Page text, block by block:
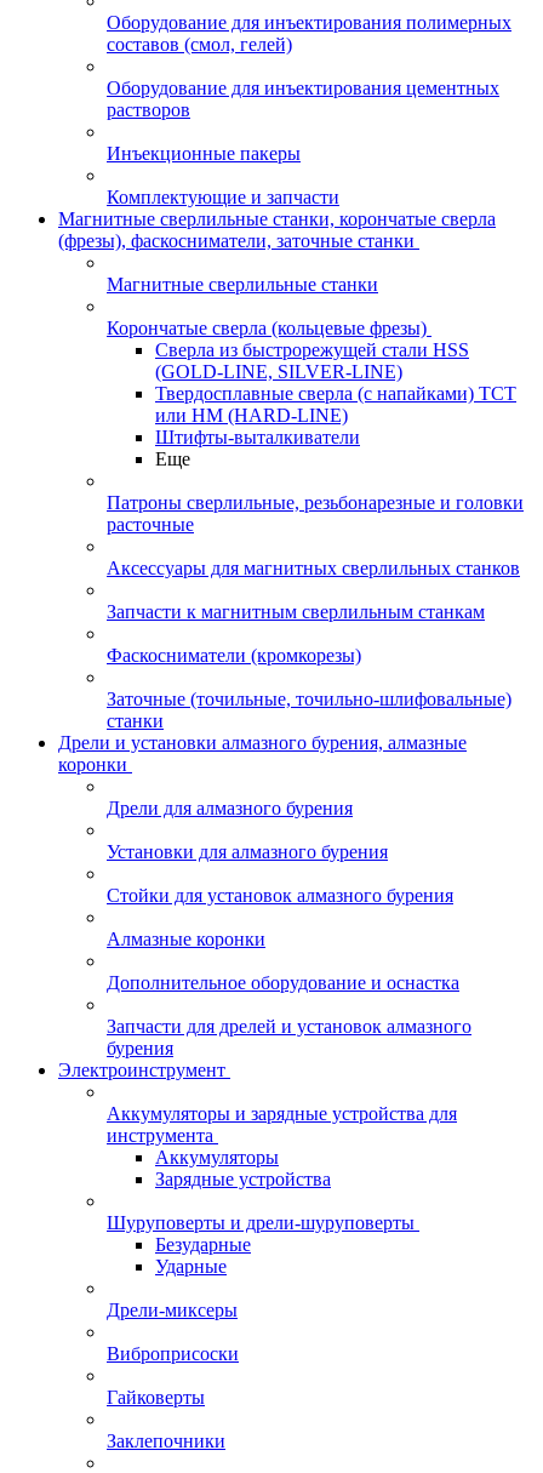
Оборудование для инъектирования полимерных
составов (смол, гелей)
Оборудование для инъектирования цементных
растворов
Инъекционные пакеры
Комплектующие и запчасти
Магнитные сверлильные станки, корончатые сверла
(фрезы), фаскосниматели, заточные станки
Магнитные сверлильные станки
Корончатые сверла (кольцевые фрезы)
Сверла из быстрорежущей стали HSS
(GOLD-LINE, SILVER-LINE)
Твердосплавные сверла (с напайками) ТСТ
или HM (HARD-LINE)
Штифты-выталкиватели
Еще
Патроны сверлильные, резьбонарезные и головки
расточные
Аксессуары для магнитных сверлильных станков
Запчасти к магнитным сверлильным станкам
Фаскосниматели (кромкорезы)
Заточные (точильные, точильно-шлифовальные)
станки
Дрели и установки алмазного бурения, алмазные
коронки
Дрели для алмазного бурения
Установки для алмазного бурения
Стойки для установок алмазного бурения
Алмазные коронки
Дополнительное оборудование и оснастка
Запчасти для дрелей и установок алмазного
бурения
Электроинструмент
Аккумуляторы и зарядные устройства для
инструмента
Аккумуляторы
Зарядные устройства
Шуруповерты и дрели-шуруповерты
Безударные
Ударные
Дрели-миксеры
Виброприсоски
Гайковерты
Заклепочники